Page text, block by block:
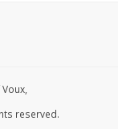
reserved.